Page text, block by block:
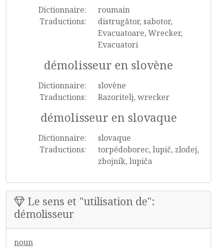
Dictionnaire:
roumain
Traductions:
distrugător, sabotor,
Evacuatoare, Wrecker,
Evacuatori
démolisseur en slovène
Dictionnaire:
slovène
Traductions:
Razoritelj, wrecker
démolisseur en slovaque
Dictionnaire:
slovaque
Traductions:
torpédoborec, lupič, zlodej,
zbojník, lupiča
Le sens et "utilisation de":
démolisseur
noun